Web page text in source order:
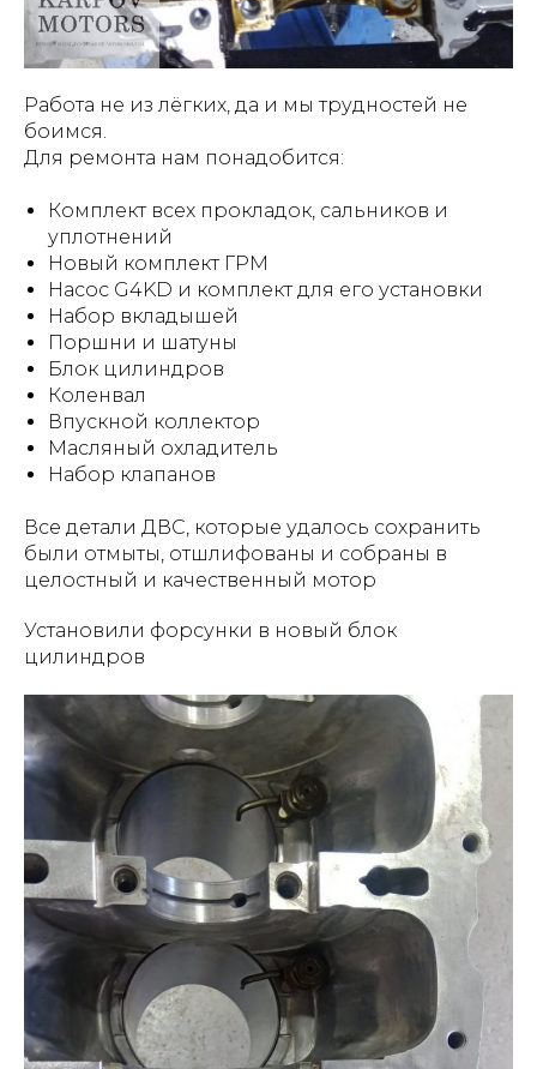
Работа не из лёгких, да и мы трудностей не
боимся.
Для ремонта нам понадобится:
Комплект всех прокладок, сальников и
уплотнений
Новый комплект ГРМ
Насос G4KD и комплект для его установки
Набор вкладышей
Поршни и шатуны
Блок цилиндров
Коленвал
Впускной коллектор
Масляный охладитель
Набор клапанов
Все детали ДВС, которые удалось сохранить
были отмыты, отшлифованы и собраны в
целостный и качественный мотор
Установили форсунки в новый блок
цилиндров